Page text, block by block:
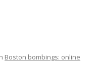
Boston bombings: online